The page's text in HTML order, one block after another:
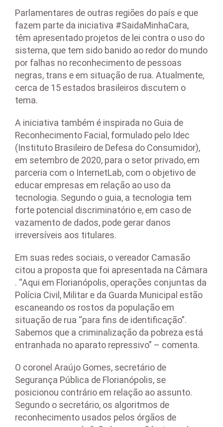
Parlamentares de outras regiões do país e que
fazem parte da iniciativa #SaidaMinhaCara,
têm apresentado projetos de lei contra o uso do
sistema, que tem sido banido ao redor do mundo
por falhas no reconhecimento de pessoas
negras, trans e em situação de rua. Atualmente,
cerca de 15 estados brasileiros discutem o
tema.
A iniciativa também é inspirada no Guia de
Reconhecimento Facial, formulado pelo Idec
(Instituto Brasileiro de Defesa do Consumidor),
em setembro de 2020, para o setor privado, em
parceria com o InternetLab, com o objetivo de
educar empresas em relação ao uso da
tecnologia. Segundo o guia, a tecnologia tem
forte potencial discriminatório e, em caso de
vazamento de dados, pode gerar danos
irreversíveis aos titulares.
Em suas redes sociais, o vereador Camasão
citou a proposta que foi apresentada na Câmara
. “Aqui em Florianópolis, operações conjuntas da
Polícia Civil, Militar e da Guarda Municipal estão
escaneando os rostos da população em
situação de rua “para fins de identificação”.
Sabemos que a criminalização da pobreza está
entranhada no aparato repressivo” – comenta.
O coronel Araújo Gomes, secretário de
Segurança Pública de Florianópolis, se
posicionou contrário em relação ao assunto.
Segundo o secretário, os algoritmos de
reconhecimento usados pelos órgãos de